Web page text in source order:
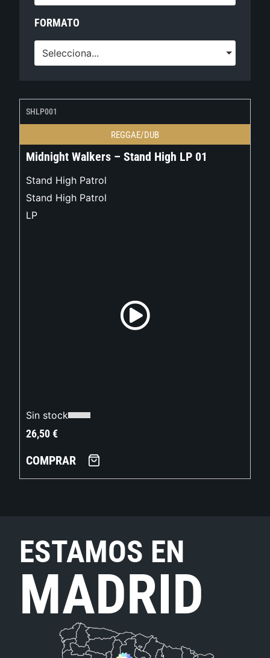
FORMATO
Selecciona...
SHLP001
REGGAE/DUB
Midnight Walkers – Stand High LP 01
Stand High Patrol
Stand High Patrol
LP
Sin stock
26,50€
COMPRAR
ESTAMOS EN
MADRID